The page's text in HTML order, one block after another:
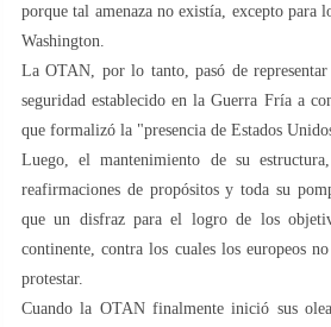
porque tal amenaza no existía, excepto para
Washington.
La OTAN, por lo tanto, pasó de
seguridad establecido en la Guerra Fría a
que formalizó la "presencia de Estados
Luego, el mantenimiento de su
reafirmaciones de propósitos y toda su
que un disfraz para el logro de los
continente, contra los cuales los europeos
protestar.
Cuando la OTAN finalmente inició sus